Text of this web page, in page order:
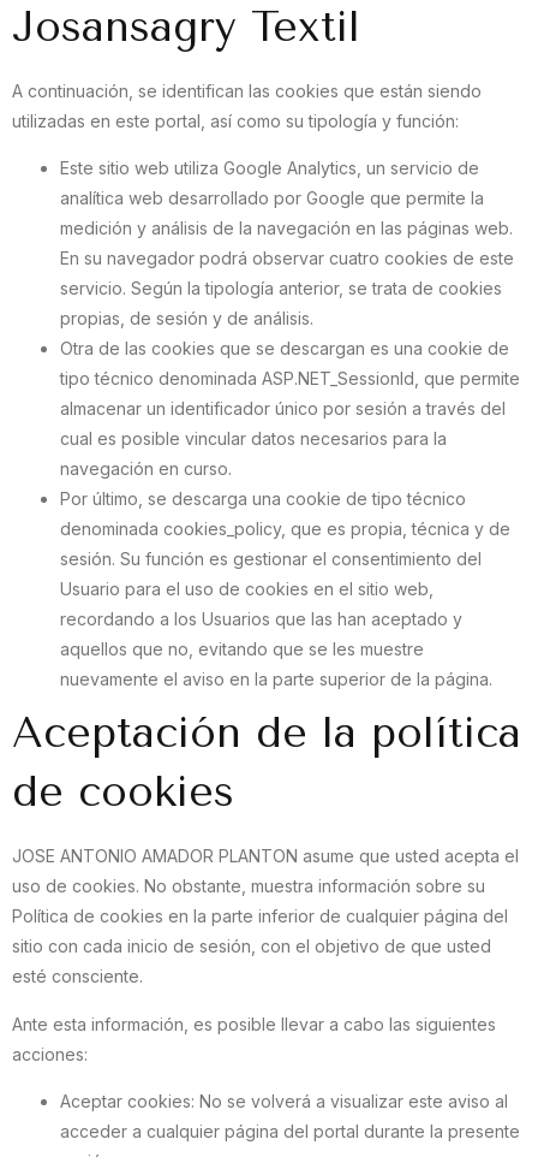
Josansagry Textil
A continuación, se identifican las cookies que están siendo
utilizadas en este portal, así como su tipología y función:
Este sitio web utiliza Google Analytics, un servicio de
analítica web desarrollado por Google que permite la
medición y análisis de la navegación en las páginas web.
En su navegador podrá observar cuatro cookies de este
servicio. Según la tipología anterior, se trata de cookies
propias, de sesión y de análisis.
Otra de las cookies que se descargan es una cookie de
tipo técnico denominada ASP.NET_SessionId, que permite
almacenar un identificador único por sesión a través del
cual es posible vincular datos necesarios para la
navegación en curso.
Por último, se descarga una cookie de tipo técnico
denominada cookies_policy, que es propia, técnica y de
sesión. Su función es gestionar el consentimiento del
Usuario para el uso de cookies en el sitio web,
recordando a los Usuarios que las han aceptado y
aquellos que no, evitando que se les muestre
nuevamente el aviso en la parte superior de la página.
Aceptación de la política
de cookies
JOSE ANTONIO AMADOR PLANTON asume que usted acepta el
uso de cookies. No obstante, muestra información sobre su
Política de cookies en la parte inferior de cualquier página del
sitio con cada inicio de sesión, con el objetivo de que usted
esté consciente.
Ante esta información, es posible llevar a cabo las siguientes
acciones:
Aceptar cookies: No se volverá a visualizar este aviso al
acceder a cualquier página del portal durante la presente